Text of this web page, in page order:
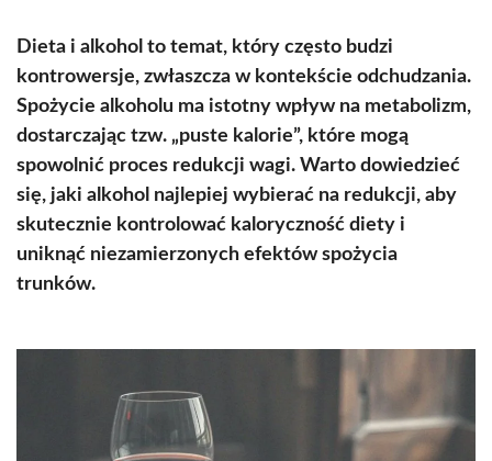
Dieta i alkohol to temat, który często budzi
kontrowersje, zwłaszcza w kontekście odchudzania.
Spożycie alkoholu ma istotny wpływ na metabolizm,
dostarczając tzw. „puste kalorie”, które mogą
spowolnić proces redukcji wagi. Warto dowiedzieć
się, jaki alkohol najlepiej wybierać na redukcji, aby
skutecznie kontrolować kaloryczność diety i
uniknąć niezamierzonych efektów spożycia
trunków.